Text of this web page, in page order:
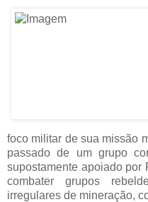
foco militar de sua missão
passado de um grupo
supostamente apoiado por
combater grupos
irregulares de mineração,